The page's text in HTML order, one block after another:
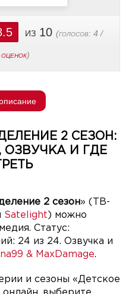
из 10 (голосов: 4 /
)
2 СЕЗОН:
ОЗВУЧКА И ГДЕ
2 сезон» (ТВ-
Satelight ) можно
Статус:
24 из 24. Озвучка и
& MaxDamage.
и сезоны «Детское